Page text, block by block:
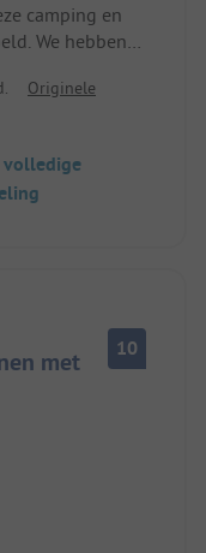
camping en
We hebben
voor
Originele
volledige
met
10